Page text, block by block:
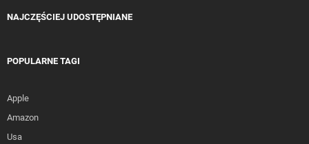
NAJCZĘŚCIEJ UDOSTĘPNIANE
POPULARNE TAGI
Apple
Amazon
Usa